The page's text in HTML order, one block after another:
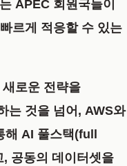
APEC 회원국들이
르게 적응할 수 있는
로운 전략을
는 것을 넘어, AWS와
AI 풀스택(full
공동의 데이터셋을